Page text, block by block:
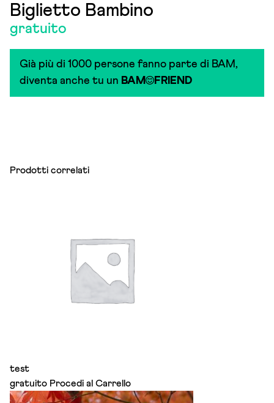
Biglietto Bambino
gratuito
Già più di 1000 persone fanno parte di BAM,
diventa anche tu un BAM FRIEND
Prodotti correlati
test
gratuito Procedi al Carrello